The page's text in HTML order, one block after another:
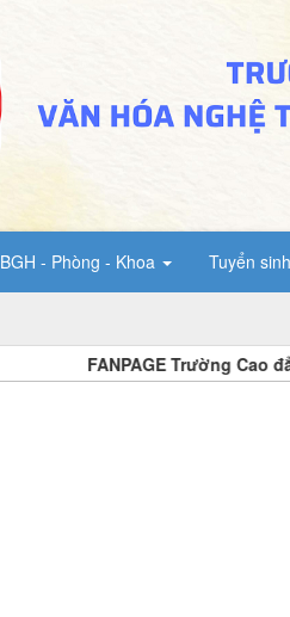
BGH - Phòng - Khoa Tuyển
FANPAGE Trường Cao đẳng